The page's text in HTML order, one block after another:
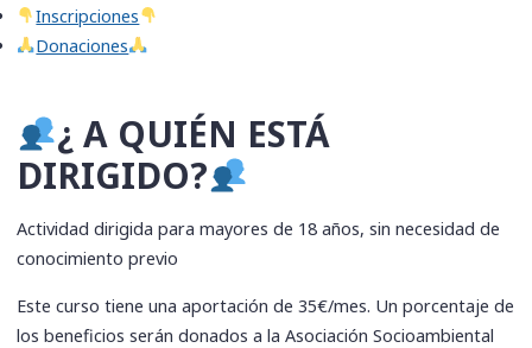
​Inscripciones
​Donaciones
​¿ A QUIÉN ESTÁ
DIRIGIDO?
Actividad dirigida para mayores de 18 años, sin necesidad de
conocimiento previo
Este curso tiene una aportación de 35€/mes. Un porcentaje de
los beneficios serán donados a la Asociación Socioambiental